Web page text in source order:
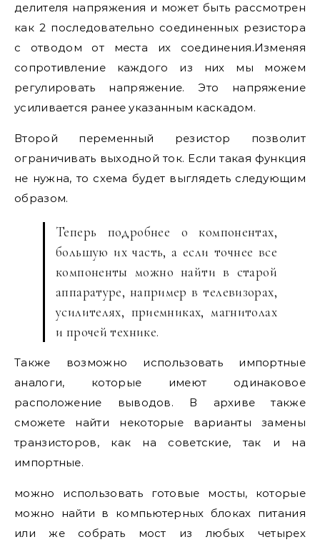
делителя напряжения и может быть рассмотрен
как 2 последовательно соединенных резистора
с отводом от места их соединения.Изменяя
сопротивление каждого из них мы можем
регулировать напряжение. Это напряжение
усиливается ранее указанным каскадом.
Второй переменный резистор позволит
ограничивать выходной ток. Если такая функция
не нужна, то схема будет выглядеть следующим
образом.
Теперь подробнее о компонентах,
большую их часть, а если точнее все
компоненты можно найти в старой
аппаратуре, например в телевизорах,
усилителях, приемниках, магнитолах
и прочей технике.
Также возможно использовать импортные
аналоги, которые имеют одинаковое
расположение выводов. В архиве также
сможете найти некоторые варианты замены
транзисторов, как на советские, так и на
импортные.
можно использовать готовые мосты, которые
можно найти в компьютерных блоках питания
или же собрать мост из любых четырех